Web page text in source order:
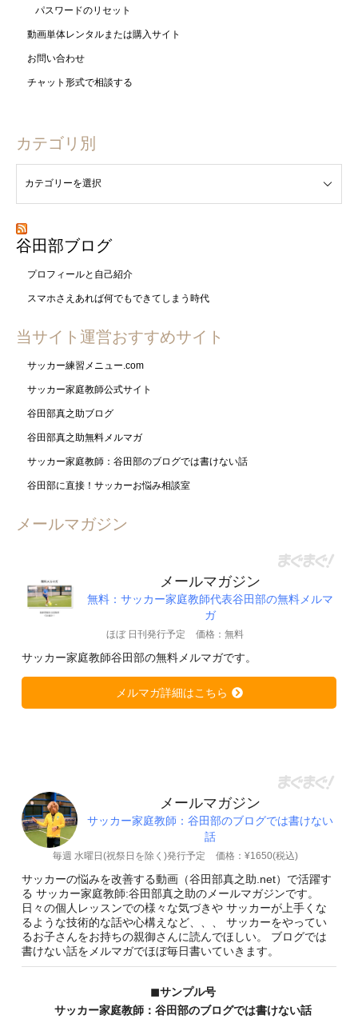
パスワードのリセット
動画単体レンタルまたは購入サイト
お問い合わせ
チャット形式で相談する
カテゴリ別
谷田部ブログ
プロフィールと自己紹介
スマホさえあれば何でもできてしまう時代
当サイト運営おすすめサイト
サッカー練習メニュー.com
サッカー家庭教師公式サイト
谷田部真之助ブログ
谷田部真之助無料メルマガ
サッカー家庭教師：谷田部のブログでは書けない話
谷田部に直接！サッカーお悩み相談室
メールマガジン
メールマガジン
無料：サッカー家庭教師代表谷田部の無料メルマ
ガ
ほぼ 日刊発行予定 価格：無料
サッカー家庭教師谷田部の無料メルマガです。
メルマガ詳細はこちら
メールマガジン
サッカー家庭教師：谷田部のブログでは書けない
話
毎週 水曜日(祝祭日を除く)発行予定 価格：¥1650(税込)
サッカーの悩みを改善する動画（谷田部真之助.net）で活躍す
る サッカー家庭教師:谷田部真之助のメールマガジンです。
日々の個人レッスンでの様々な気づきや サッカーが上手くな
るような技術的な話や心構えなど、、、 サッカーをやってい
るお子さんをお持ちの親御さんに読んでほしい。 ブログでは
書けない話をメルマガでほぼ毎日書いていきます。
◼︎サンプル号
サッカー家庭教師：谷田部のブログでは書けない話